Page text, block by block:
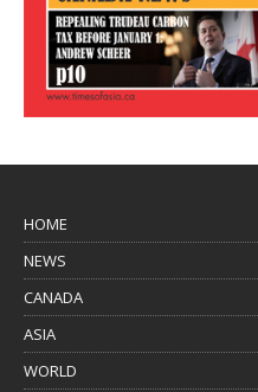
HOME
NEWS
CANADA
ASIA
WORLD